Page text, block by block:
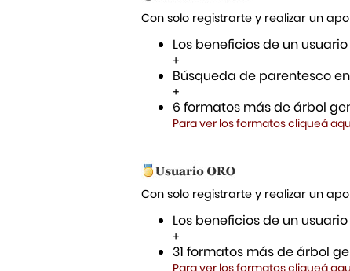
Con solo registrarte y realizar un
Los beneficios de un
+
Búsqueda de parentesco
+
6 formatos más de árbol
Para ver los formatos cliqueá
Con solo registrarte y realizar un
Los beneficios de un
+
31 formatos más de árbol